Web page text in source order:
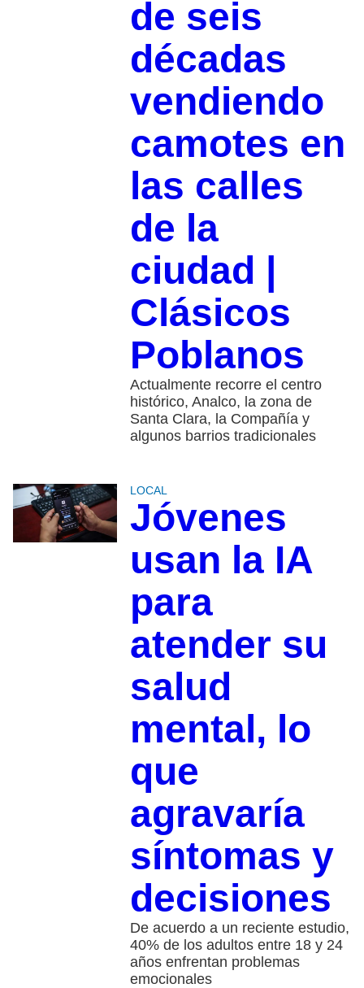
de seis
décadas
vendiendo
camotes en
las calles
de la
ciudad |
Clásicos
Poblanos
Actualmente recorre el centro
histórico, Analco, la zona de
Santa Clara, la Compañía y
algunos barrios tradicionales
LOCAL
Jóvenes
usan la IA
para
atender su
salud
mental, lo
que
agravaría
síntomas y
decisiones
De acuerdo a un reciente estudio,
40% de los adultos entre 18 y 24
años enfrentan problemas
emocionales